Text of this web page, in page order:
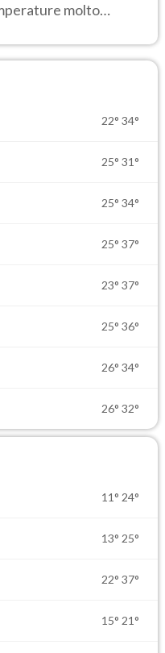
molto
22° 34°
25° 31°
25° 34°
25° 37°
23° 37°
25° 36°
26° 34°
26° 32°
11° 24°
13° 25°
22° 37°
15° 21°